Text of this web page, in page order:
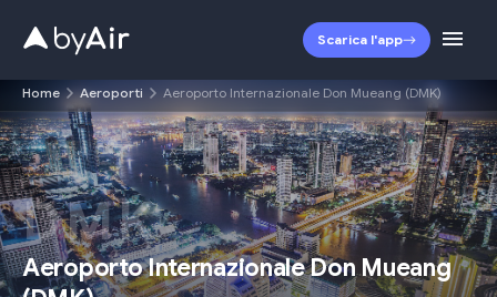
Scarica l'app
Home Aeroporti Aeroporto Internazionale Don Mueang (DMK)
DMK
Aeroporto Internazionale Don Mueang